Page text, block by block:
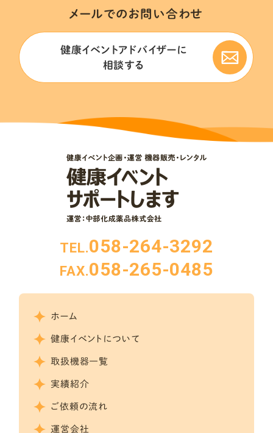
メールでのお問い合わせ
健康イベントアドバイザーに
相談する
TEL.058-264-3292
FAX.058-265-0485
ホーム
健康イベントについて
取扱機器一覧
実績紹介
ご依頼の流れ
運営会社